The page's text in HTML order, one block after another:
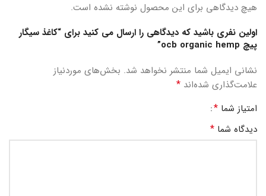
هیچ دیدگاهی برای این محصول نوشته نشده است.
اولین نفری باشید که دیدگاهی را ارسال می کنید برای “کاغذ سیگار
پیچ ocb organic hemp”
نشانی ایمیل شما منتشر نخواهد شد. بخش‌های موردنیاز
علامت‌گذاری شده‌اند *
امتیاز شما *
دیدگاه شما *